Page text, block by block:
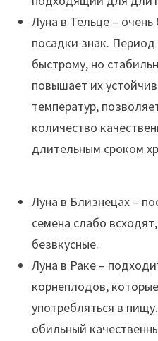
Луна в Тельце –
посадки знак.
быстрому, но
повышает их
температур,
количество
длительным сроком
Луна в Близнецах –
семена слабо
безвкусные.
Луна в Раке –
корнеплодов,
употребляться в
обильный